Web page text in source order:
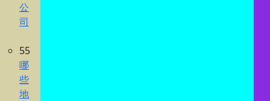
公
司
55
哪
些
地